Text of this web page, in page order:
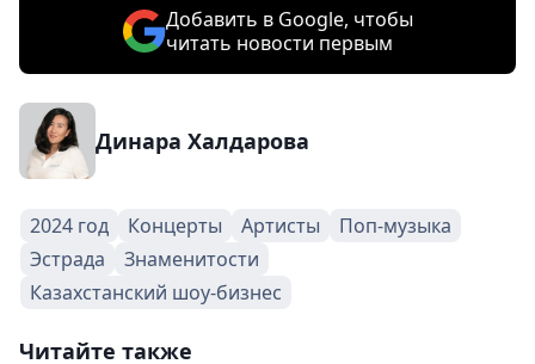
Добавить в Google, чтобы
читать новости первым
Динара Халдарова
2024 год Концерты Артисты
Поп-музыка
Эстрада
Знаменитости
Казахстанский шоу-бизнес
Читайте также